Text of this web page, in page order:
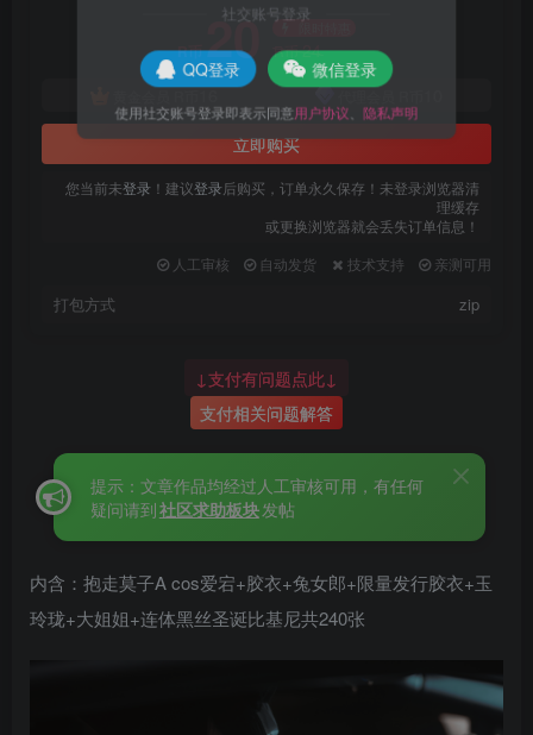
R币20 R币24
16
立即购买
您当前未登录 ！建议登录后购买，订单永久保存！未登录浏览器清
理缓存
或更换浏览器就会丢失订单信息！
人工审核
自动发货 技术支持 亲测可用
打包方式 zip
↓支付有问题点此↓
支付相关问题解答
提示：文章作品均经过人工审核可用，有任何
疑问请到社区求助板块发帖
内含：抱走莫子A cos爱宕+胶衣+兔女郎+限量发行胶衣+玉
玲珑+大姐姐+连体黑丝圣诞比基尼共240张
社交账号登录
QQ登录 微信登录
使用社交账号登录即表示同意用户协议、隐私声明